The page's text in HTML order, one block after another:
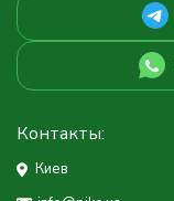
Контакты:
Киев